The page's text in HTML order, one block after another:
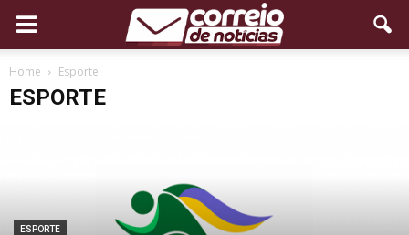
Home Esporte
ESPORTE
ESPORTE